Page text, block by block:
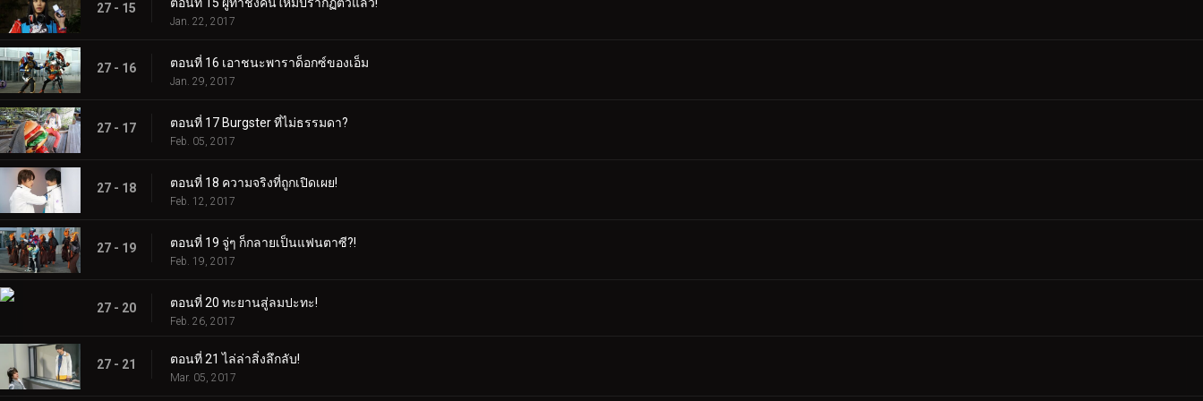
27 - 15
Jan. 22, 2017
27 - 16 ตอนที่ 16 เอาชนะพาราด็อกซ์ของเอ็ม
Jan. 29, 2017
27 - 17 ตอนที่ 17 Burgster ที่ไม่ธรรมดา?
Feb. 05, 2017
27 - 18 ตอนที่ 18 ความจริงที่ถูกเปิดเผย!
Feb. 12, 2017
27 - 19 ตอนที่ 19 จู่ๆ ก็กลายเป็นแฟนตาซี?!
Feb. 19, 2017
27 - 20 ตอนที่ 20 ทะยานสู่ลมปะทะ!
Feb. 26, 2017
27 - 21 ตอนที่ 21 ไล่ล่าสิ่งลึกลับ!
Mar. 05, 2017